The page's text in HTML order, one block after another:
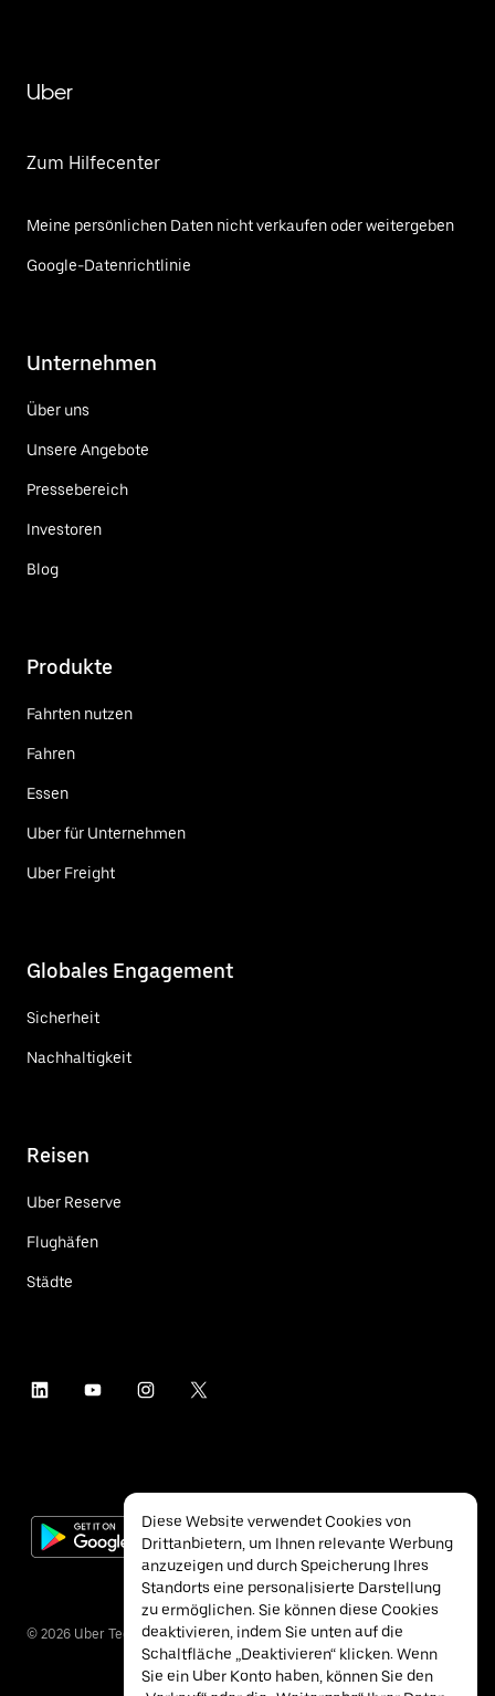
Uber
Zum Hilfecenter
Meine persönlichen Daten nicht verkaufen oder weitergeben
Google-Datenrichtlinie
Unternehmen
Über uns
Unsere Angebote
Pressebereich
Investoren
Blog
Produkte
Fahrten nutzen
Fahren
Essen
Uber für Unternehmen
Uber Freight
Globales Engagement
Sicherheit
Nachhaltigkeit
Reisen
Uber Reserve
Flughäfen
Städte
© 2026 Uber Technologies Inc.
Diese Website verwendet Cookies von
Drittanbietern, um Ihnen relevante Werbung
anzuzeigen und durch Speicherung Ihres
Standorts eine personalisierte Darstellung
zu ermöglichen. Sie können diese Cookies
deaktivieren, indem Sie unten auf die
Schaltfläche „Deaktivieren“ klicken. Wenn
Sie ein Uber Konto haben, können Sie den